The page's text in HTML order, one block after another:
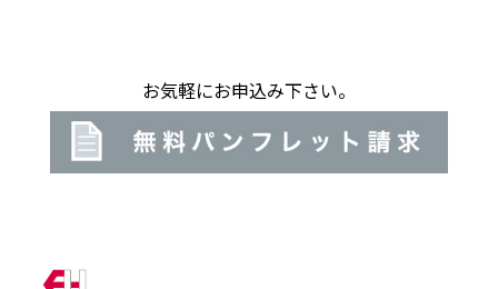
お気軽にお申込み下さい。